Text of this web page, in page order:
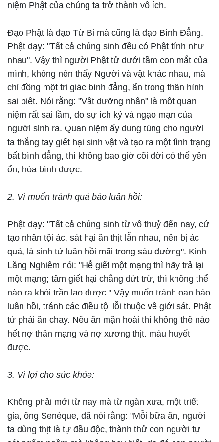
niệm Phật của chúng ta trở thành vô ích.
Đạo Phật là đạo Từ Bi mà cũng là đạo Bình Đẳng.
Phật dạy: "Tất cả chúng sinh đều có Phật tính như
nhau". Vậy thì người Phật tử dưới tầm con mắt của
mình, không nên thấy Người và vật khác nhau, mà
chỉ đồng một tri giác bình đẳng, ẩn trong thân hình
sai biệt. Nói rằng: "Vật dưỡng nhân" là một quan
niệm rất sai lầm, do sự ích kỷ và ngạo mạn của
người sinh ra. Quan niệm ấy dung túng cho người
ta thẳng tay giết hại sinh vật và tạo ra một tình trạng
bất bình đẳng, thì không bao giờ cõi đời có thể yên
ổn, hòa bình được.
2. Vì muốn tránh quả báo luân hồi:
Phật dạy: "Tất cả chúng sinh từ vô thuỷ đến nay, cứ
tạo nhân tội ác, sát hại ăn thịt lẫn nhau, nên bị ác
quả, là sinh tử luân hồi mãi trong sáu đường". Kinh
Lăng Nghiêm nói: "Hễ giết một mạng thì hãy trả lại
một mạng; tâm giết hại chẳng dứt trừ, thì không thể
nào ra khỏi trần lao được." Vậy muốn tránh oan báo
luân hồi, tránh các điều tội lỗi thuộc về giới sát. Phật
tử phải ăn chay. Nếu ăn mặn hoài thì không thể nào
hết nợ thân mạng và nợ xương thịt, máu huyết
được.
3. Vì lợi cho sức khỏe:
Không phải mới từ nay mà từ ngàn xưa, một triết
gia, ông Senèque, đã nói rằng: "Mỗi bữa ăn, người
ta dùng thịt là tự đầu độc, thành thử con người tự